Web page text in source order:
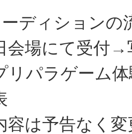
ディションの
会場にて受付
リパラゲーム
は予告なく